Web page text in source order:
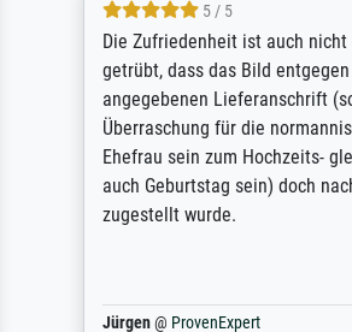
5 / 5
Die Zufriedenheit ist auch nicht
getrübt, dass das Bild
angegebenen Lieferanschrift
Überraschung für die
Ehefrau sein zum Hochzeits-
auch Geburtstag sein) doch
zugestellt wurde.
Jürgen@ ProvenExpert